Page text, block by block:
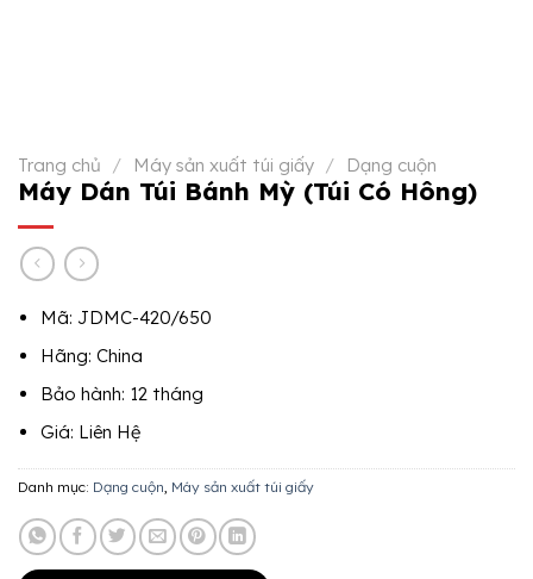
Trang chủ / Máy sản xuất túi giấy / Dạng cuộn
Máy Dán Túi Bánh Mỳ (Túi Có Hông)
Mã: JDMC-420/650
Hãng: China
Bảo hành: 12 tháng
Giá: Liên Hệ
Danh mục: Dạng cuộn, Máy sản xuất túi giấy